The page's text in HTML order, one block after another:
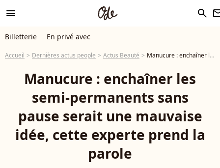
menu search
Billetterie En privé avec
Accueil Dernières actus people Actus Beauté Manucure : enchaîner les semi-permanents sans pause serait une mauvaise idée, cette experte prend la parole
Manucure : enchaîner les
semi-permanents sans
pause serait une mauvaise
idée, cette experte prend la
parole